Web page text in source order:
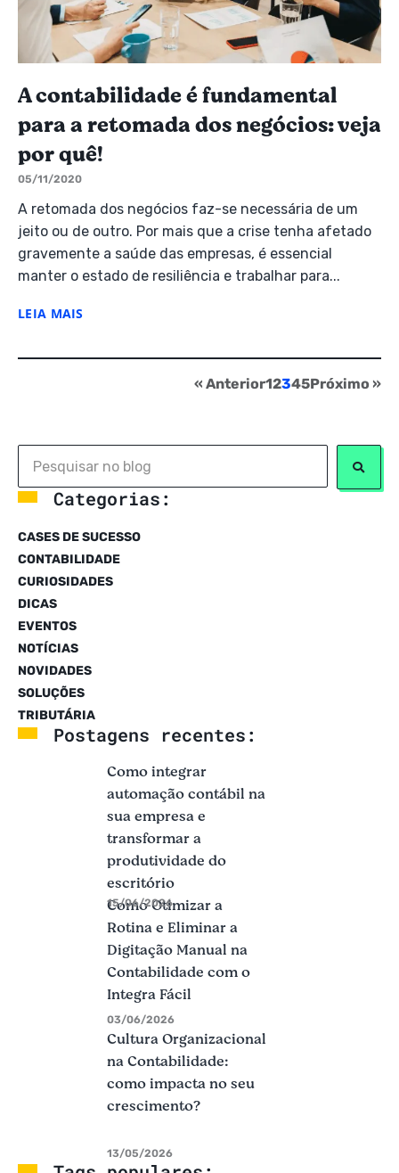
A contabilidade é fundamental
para a retomada dos negócios: veja
por quê!
05/11/2020
A retomada dos negócios faz-se necessária de um
jeito ou de outro. Por mais que a crise tenha afetado
gravemente a saúde das empresas, é essencial
manter o estado de resiliência e trabalhar para...
LEIA MAIS
« Anterior12345Próximo »
Categorias:
CASES DE SUCESSO
CONTABILIDADE
CURIOSIDADES
DICAS
EVENTOS
NOTÍCIAS
NOVIDADES
SOLUÇÕES
TRIBUTÁRIA
Postagens recentes:
Como integrar
automação contábil na
sua empresa e
transformar a
produtividade do
escritório
15/06/2026
Como Otimizar a
Rotina e Eliminar a
Digitação Manual na
Contabilidade com o
Integra Fácil
03/06/2026
Cultura Organizacional
na Contabilidade:
como impacta no seu
crescimento?
13/05/2026